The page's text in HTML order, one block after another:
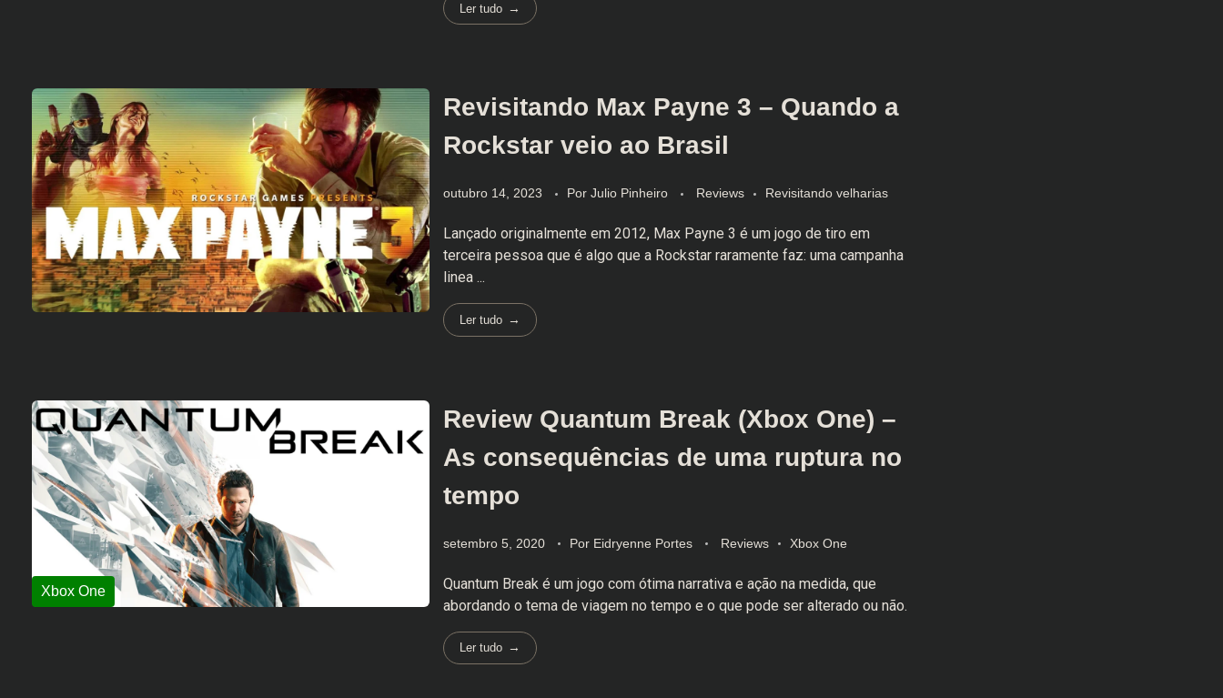
Ler tudo
Revisitando Max Payne 3 – Quando a
Rockstar veio ao Brasil
outubro 14, 2023 Por Julio Pinheiro Reviews Revisitando velharias
Lançado originalmente em 2012, Max Payne 3 é um jogo de tiro em
terceira pessoa que é algo que a Rockstar raramente faz: uma campanha
linea ...
Ler tudo
Review Quantum Break (Xbox One) –
As consequências de uma ruptura no
tempo
setembro 5, 2020 Por Eidryenne Portes Reviews Xbox One
Quantum Break é um jogo com ótima narrativa e ação na medida, que
abordando o tema de viagem no tempo e o que pode ser alterado ou não.
Ler tudo